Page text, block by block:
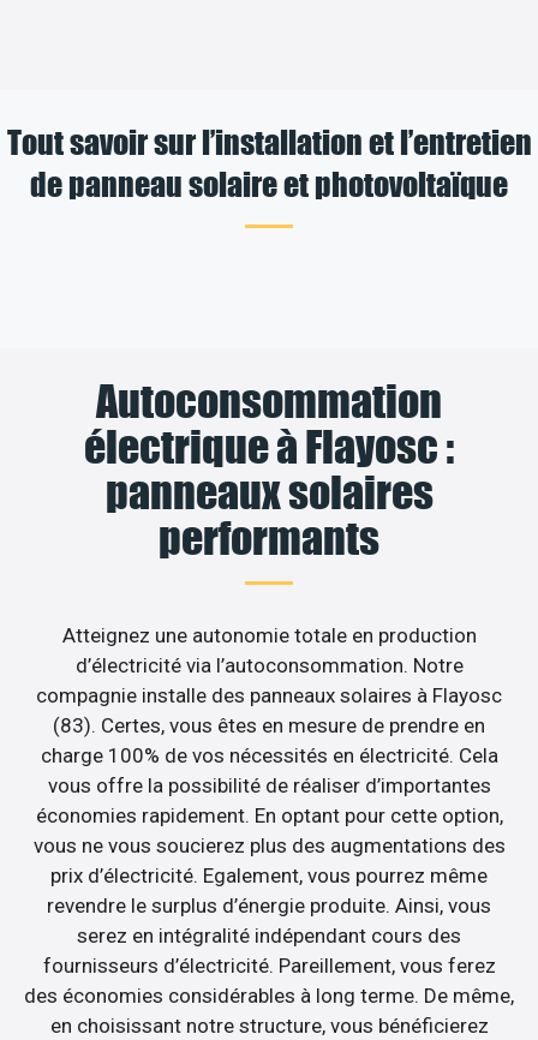
Tout savoir sur l’installation et l’entretien
de panneau solaire et photovoltaïque
Autoconsommation
électrique à Flayosc :
panneaux solaires
performants
Atteignez une autonomie totale en production
d’électricité via l’autoconsommation. Notre
compagnie installe des panneaux solaires à Flayosc
(83). Certes, vous êtes en mesure de prendre en
charge 100% de vos nécessités en électricité. Cela
vous offre la possibilité de réaliser d’importantes
économies rapidement. En optant pour cette option,
vous ne vous soucierez plus des augmentations des
prix d’électricité. Egalement, vous pourrez même
revendre le surplus d’énergie produite. Ainsi, vous
serez en intégralité indépendant cours des
fournisseurs d’électricité. Pareillement, vous ferez
des économies considérables à long terme. De même,
en choisissant notre structure, vous bénéficierez